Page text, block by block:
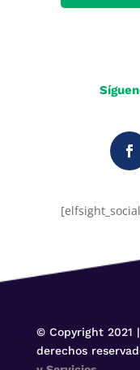
© Copyright 2021
derechos